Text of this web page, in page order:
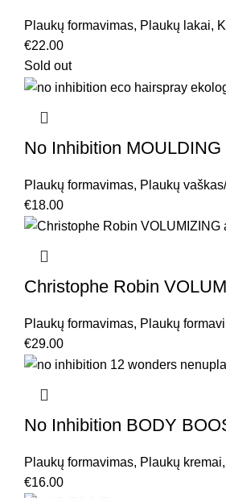
Plaukų formavimas, Plaukų lakai,
€22.00
Sold out
No Inhibition
Plaukų formavimas, Plaukų
€18.00
Christophe Robin
Plaukų formavimas, Plaukų
€29.00
No Inhibition BODY
Plaukų formavimas, Plaukų kremai,
€16.00